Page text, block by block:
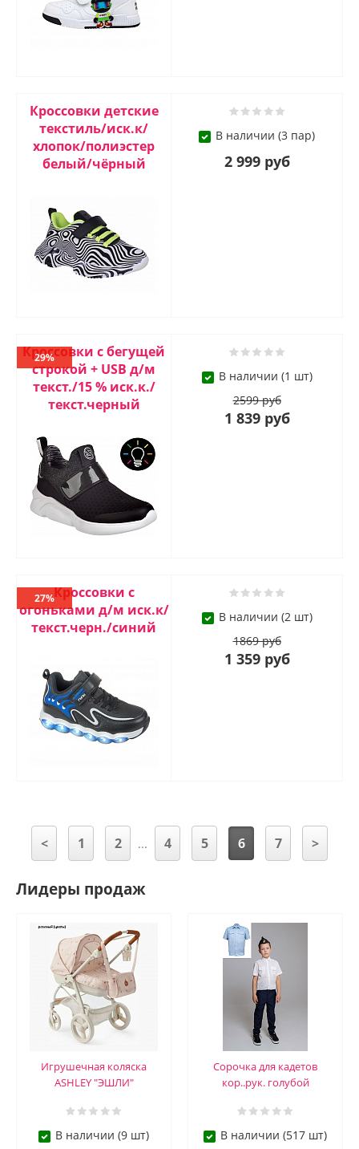
Кроссовки детские
текстиль/иск.к/
хлопок/полиэстер
белый/чёрный
В наличии (3 пар)
2 999 руб
Кроссовки с бегущей
строкой + USB д/м
текст./15 % иск.к./
текст.черный
29%
В наличии (1 шт)
2599 руб
1 839 руб
Кроссовки с
огоньками д/м иск.к/
текст.черн./синий
27%
В наличии (2 шт)
1869 руб
1 359 руб
< 1 2 ... 4 5 6 7 >
Лидеры продаж
Игрушечная коляска
ASHLEY "ЭШЛИ"
В наличии (9 шт)
Сорочка для кадетов
кор..рук. голубой
В наличии (517 шт)